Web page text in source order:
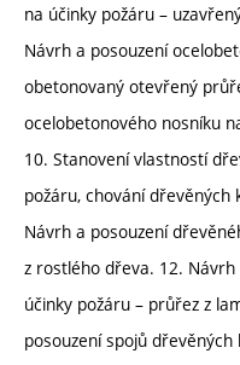
na účinky požáru –
Návrh a posouzení
obetonovaný otevřený
ocelobetonového nosníku
10. Stanovení vlastností
požáru, chování
Návrh a posouzení
z rostlého dřeva. 12.
účinky požáru – průřez z
posouzení spojů